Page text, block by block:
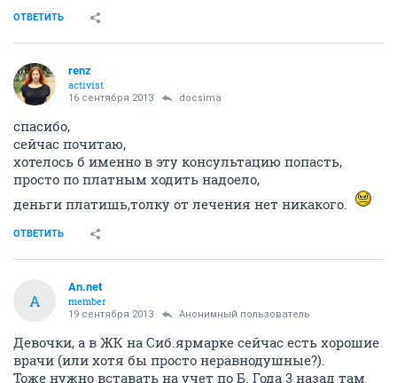
ОТВЕТИТЬ
renz
activist
16 сентября 2013 docsima
спасибо,
сейчас почитаю,
хотелось б именно в эту консультацию попасть,
просто по платным ходить надоело,
деньги платишь,толку от лечения нет никакого.
ОТВЕТИТЬ
A
An.net
member
19 сентября 2013 Анонимный пользователь
Девочки, а в ЖК на Сиб.ярмарке сейчас есть хорошие
врачи (или хотя бы просто неравнодушные?).